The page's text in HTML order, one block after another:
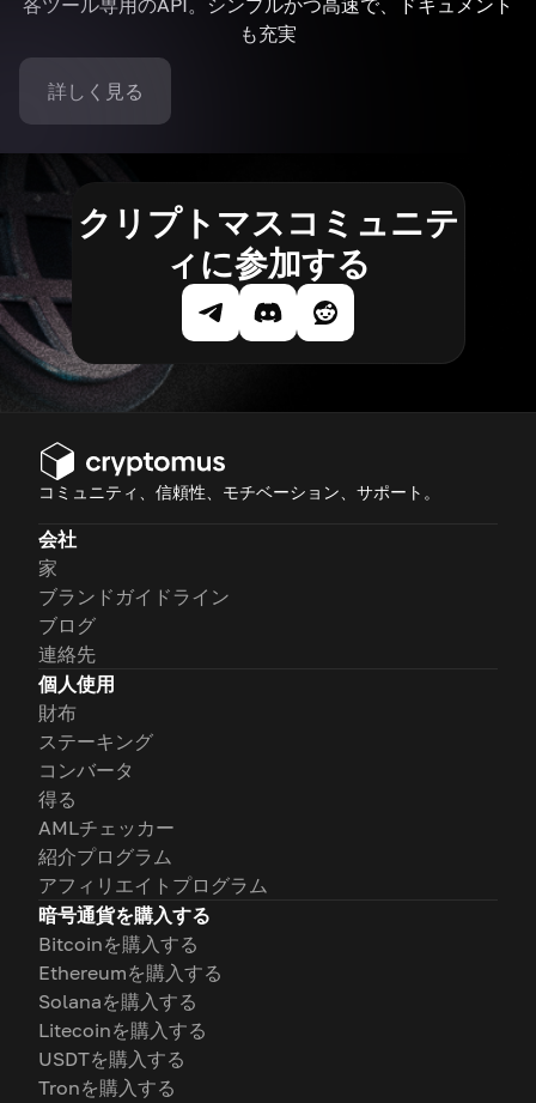
各ツール専用のAPI。シンプルかつ高速で、ドキュメント
も充実
詳しく見る
クリプトマスコミュニテ
ィに参加する
コミュニティ、信頼性、モチベーション、サポート。
会社
家
ブランドガイドライン
ブログ
連絡先
個人使用
財布
ステーキング
コンバータ
得る
AMLチェッカー
紹介プログラム
アフィリエイトプログラム
暗号通貨を購入する
Bitcoinを購入する
Ethereumを購入する
Solanaを購入する
Litecoinを購入する
USDTを購入する
Tronを購入する